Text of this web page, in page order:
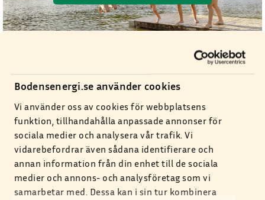
Bodensenergi.se använder cookies
Vi använder oss av cookies för webbplatsens
funktion, tillhandahålla anpassade annonser för
sociala medier och analysera vår trafik. Vi
vidarebefordrar även sådana identifierare och
annan information från din enhet till de sociala
medier och annons- och analysföretag som vi
samarbetar med. Dessa kan i sin tur kombinera
Kundservice
0921-582 00
Kundservice
0921-582 00
Växel